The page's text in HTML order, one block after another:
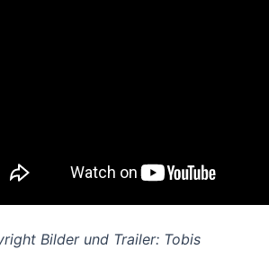
Bilder und Trailer: Tobis